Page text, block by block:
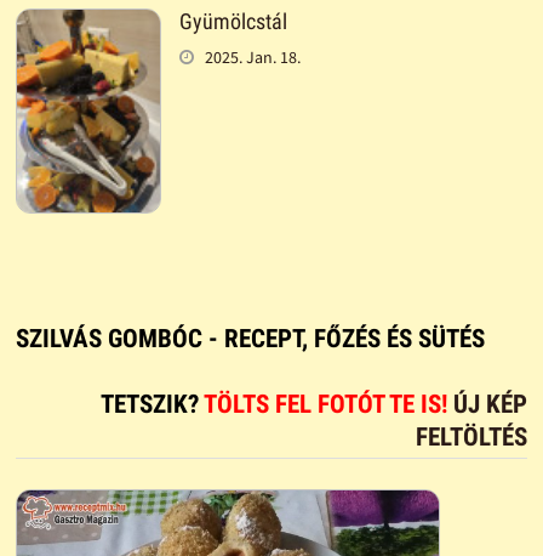
Gyümölcstál
2025. Jan. 18.
SZILVÁS GOMBÓC - RECEPT, FŐZÉS ÉS SÜTÉS
TETSZIK?TÖLTS FEL FOTÓT TE IS! ÚJ KÉP
FELTÖLTÉS